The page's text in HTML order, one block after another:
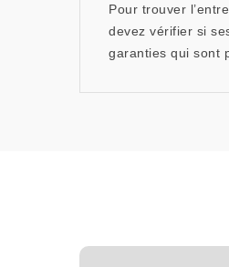
Pour trouver
devez vérifier si
garanties qui sont